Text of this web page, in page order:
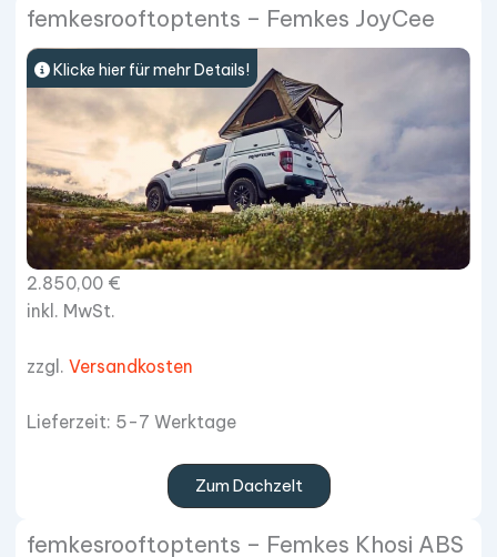
femkesrooftoptents – Femkes JoyCee
Klicke hier für mehr Details!
2.850,00 €
inkl. MwSt.
zzgl. Versandkosten
Lieferzeit: 5-7 Werktage
Zum Dachzelt
femkesrooftoptents – Femkes Khosi ABS